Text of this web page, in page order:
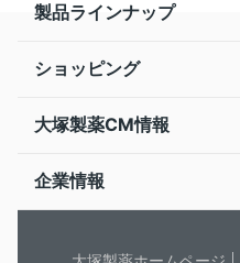
製品ラインナップ
ショッピング
大塚製薬CM情報
企業情報